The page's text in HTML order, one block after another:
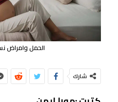
الحمل وامراض
شارك